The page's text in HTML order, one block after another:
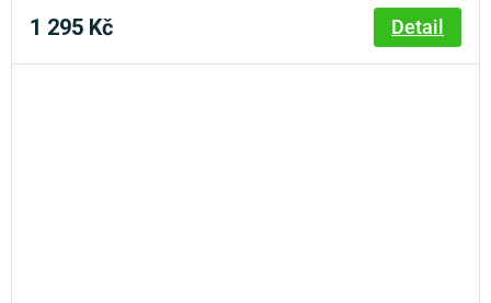
1 295 Kč Detail